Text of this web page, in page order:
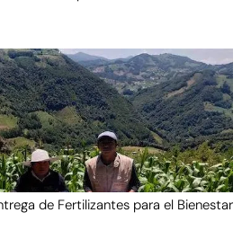
de Fertilizantes para el Bienestar